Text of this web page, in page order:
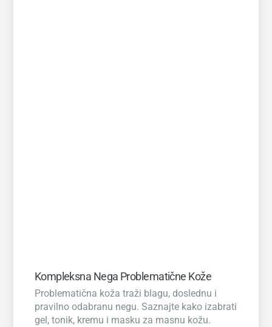
Kompleksna Nega Problematične Kože
Problematična koža traži blagu, doslednu i
pravilno odabranu negu. Saznajte kako izabrati
gel, tonik, kremu i masku za masnu kožu.